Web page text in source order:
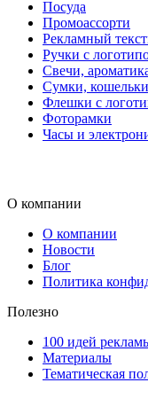
Посуда
Промоассорти
Рекламный
Ручки с
Свечи,
Сумки,
Флешки с
Фоторамки
Часы и
О компании
О компании
Новости
Блог
Политика
Полезно
100 идей
Материалы
Тематическая